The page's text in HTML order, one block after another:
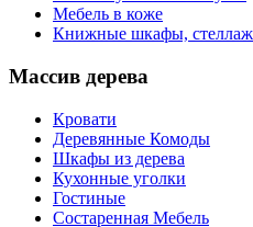
Мебель в коже
Книжные шкафы,
Массив дерева
Кровати
Деревянные Комоды
Шкафы из дерева
Кухонные уголки
Гостиные
Состаренная Мебель